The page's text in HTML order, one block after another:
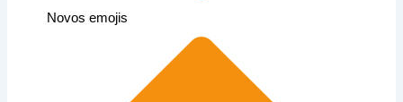
Novos emojis